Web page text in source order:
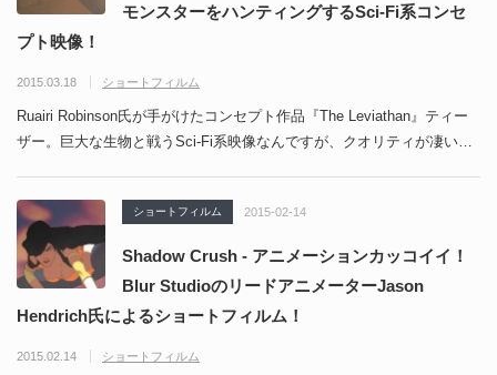
モンスターをハンティングするSci-Fi系コンセ
プト映像！
2015.03.18 ショートフィルム
Ruairi Robinson氏が手がけたコンセプト作品『The Leviathan』ティー
ザー。巨大な生物と戦うSci-Fi系映像なんですが、クオリティが凄い…
ショートフィルム 2015-02-14
Shadow Crush - アニメーションカッコイイ！
Blur StudioのリードアニメーターJason
Hendrich氏によるショートフィルム！
2015.02.14 ショートフィルム